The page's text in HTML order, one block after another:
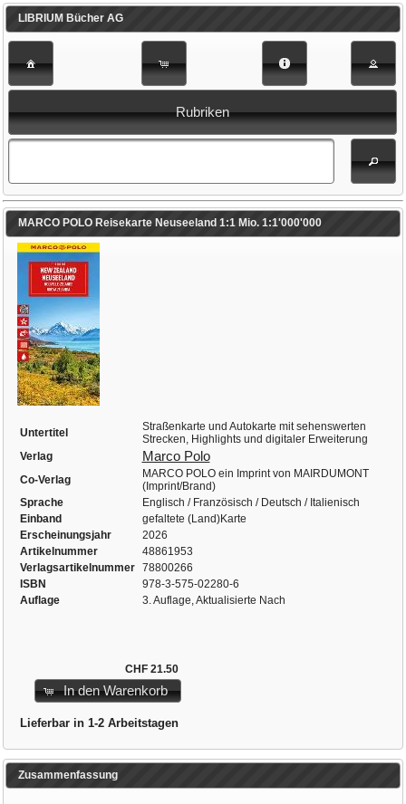
LIBRIUM Bücher AG
Rubriken
MARCO POLO Reisekarte Neuseeland 1:1 Mio. 1:1'000'000
Untertitel
Straßenkarte und Autokarte mit sehenswerten
Strecken, Highlights und digitaler Erweiterung
Verlag
Marco Polo
Co-Verlag
MARCO POLO ein Imprint von MAIRDUMONT
(Imprint/Brand)
Sprache
Englisch / Französisch / Deutsch / Italienisch
Einband
gefaltete (Land)Karte
Erscheinungsjahr
2026
Artikelnummer
48861953
Verlagsartikelnummer
78800266
ISBN
978-3-575-02280-6
Auflage
3. Auflage, Aktualisierte Nach
CHF 21.50
In den Warenkorb
Lieferbar in 1-2 Arbeitstagen
Zusammenfassung